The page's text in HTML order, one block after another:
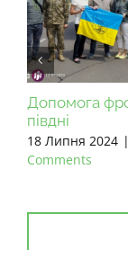
Допомога
півдні
18 Липня 2024 |
Comments